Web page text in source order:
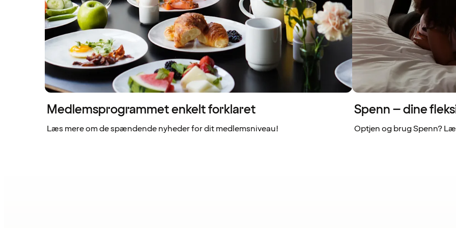
Medlemsprogrammet enkelt forklaret
Læs mere om de spændende nyheder for dit medlemsniveau!
Spenn – dine
Optjen og brug Spenn?